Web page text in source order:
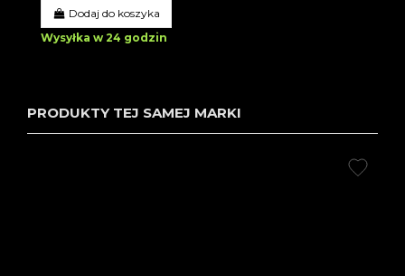
Dodaj do koszyka
Wysyłka w 24 godzin
PRODUKTY TEJ SAMEJ MARKI